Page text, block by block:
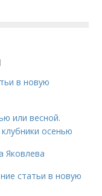
в новую
или весной.
осенью
Яковлева
статьи в новую